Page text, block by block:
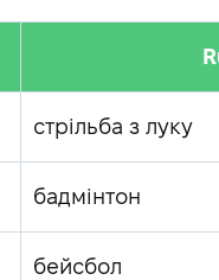
стрільба з луку
бадмінтон
бейсбол